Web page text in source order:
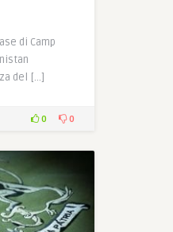
di Camp
del […]
0 0